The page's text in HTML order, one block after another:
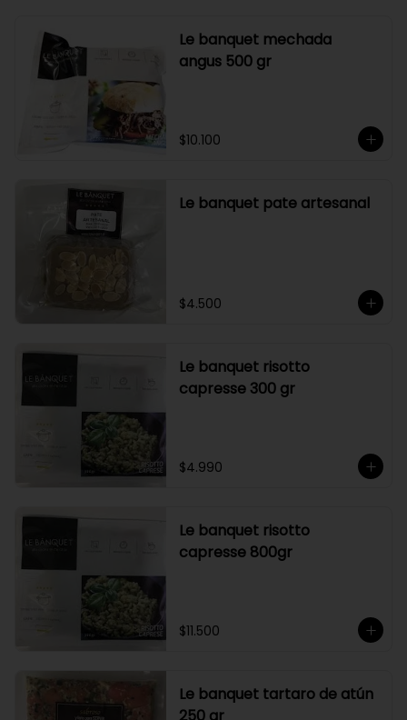
Le banquet mechada
angus 500 gr
$10.100
Le banquet pate artesanal
$4.500
Le banquet risotto
capresse 300 gr
$4.990
Le banquet risotto
capresse 800gr
$11.500
Le banquet tartaro de atún